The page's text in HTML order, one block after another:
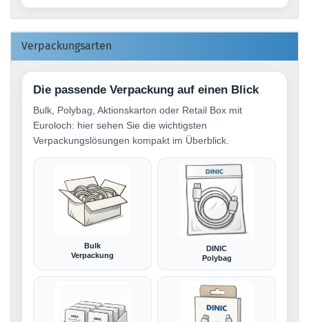
Verpackungsarten
Die passende Verpackung auf einen Blick
Bulk, Polybag, Aktionskarton oder Retail Box mit
Euroloch: hier sehen Sie die wichtigsten
Verpackungslösungen kompakt im Überblick.
Bulk
Verpackung
DINIC
Polybag